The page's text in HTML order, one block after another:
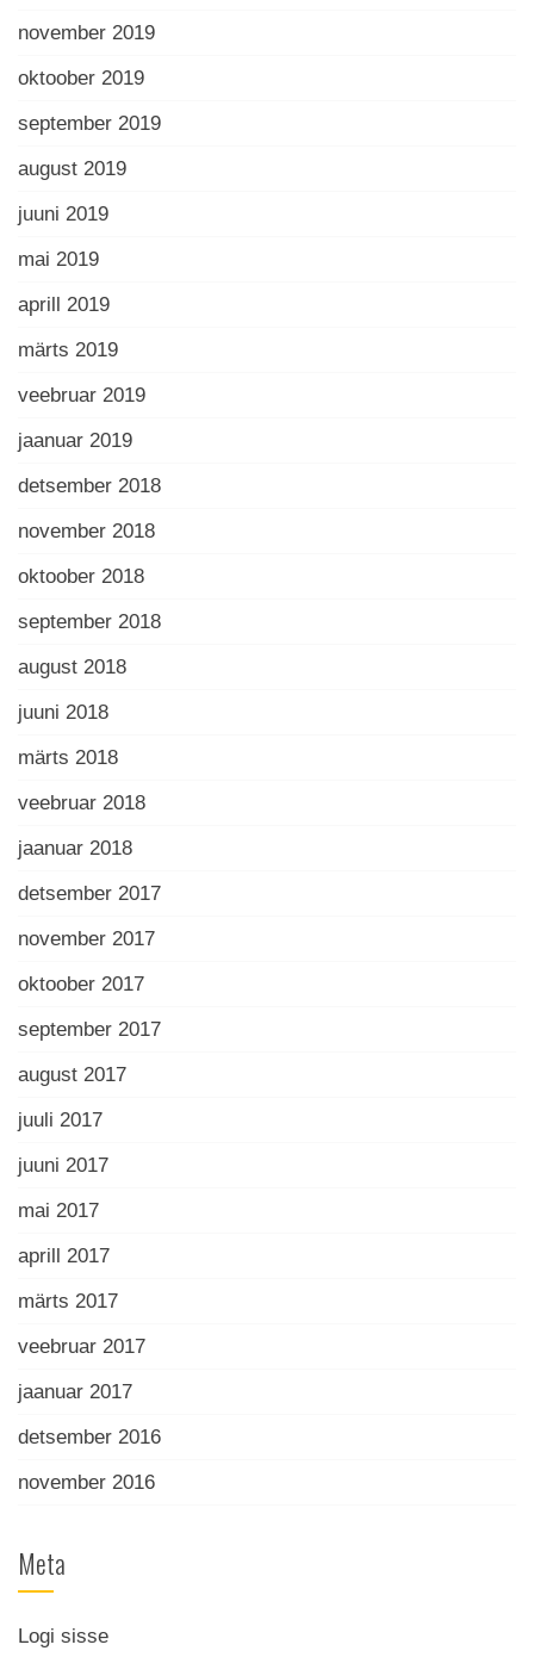
november 2019
oktoober 2019
september 2019
august 2019
juuni 2019
mai 2019
aprill 2019
märts 2019
veebruar 2019
jaanuar 2019
detsember 2018
november 2018
oktoober 2018
september 2018
august 2018
juuni 2018
märts 2018
veebruar 2018
jaanuar 2018
detsember 2017
november 2017
oktoober 2017
september 2017
august 2017
juuli 2017
juuni 2017
mai 2017
aprill 2017
märts 2017
veebruar 2017
jaanuar 2017
detsember 2016
november 2016
Meta
Logi sisse